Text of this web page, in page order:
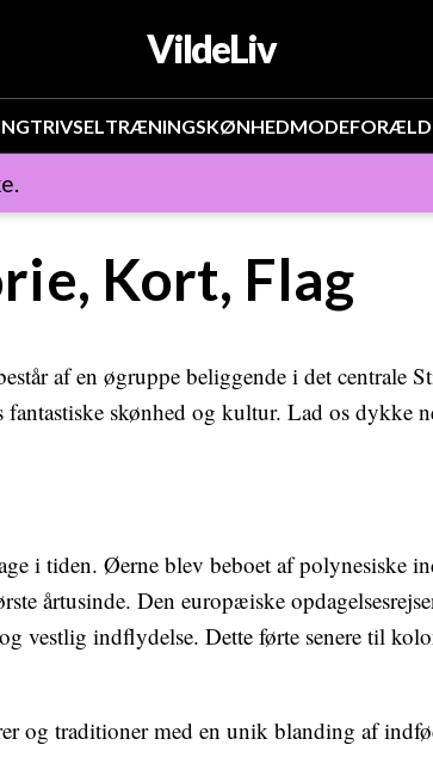
VildeLiv
TRIVSELTRÆNINGSKØNHEDMODE
Kort, Flag
af en øgruppe beliggende i det centrale
skønhed og kultur. Lad os dykke
i tiden. Øerne blev beboet af polynesiske
årtusinde. Den europæiske
vestlig indflydelse. Dette førte senere til
og traditioner med en unik blanding af